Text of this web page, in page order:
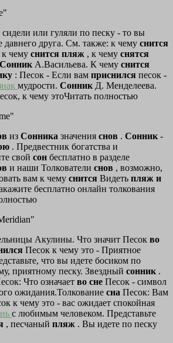
или гуляли по песку - то вы
давнего друга. См. также: к чему снится
к чему снится пляж , к чему снятся
Сонник А.Васильева. К чему снится
: Песок - Если вам приснился песок -
мудрости. Сонник Д. Менделеева.
к чему этоЧитать полностью
из Сонника значения снов . Сонник -
. Предвестник богатства и
свой сон бесплатно в разделе
и наши Толкователи снов , возможно,
вам к чему снится Видеть пляж и
бесплатно онлайн толкования
Акулины. Что значит Песок во
Песок к чему это - Приятное
что вы идете босиком по
приятному песку. Звездный сонник .
Что означает во сне Песок - символ
ожидания.Толкование сна Песок: Вам
к чему это - вас ожидает спокойная
с любимым человеком. Представьте
, песчаный пляж . Вы идете по песку